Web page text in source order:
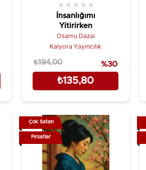
İnsanlığımı
Yitirirken
★ ★ ★ ★ ★
Osamu Dazai
Kalyora Yayıncılık
₺135,80
₺194,00 %30
Çok Satan
Fırsatlar